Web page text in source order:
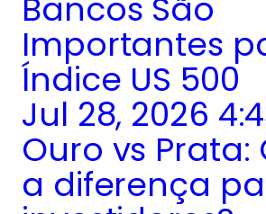
Bancos São
Importantes
Índice US 500
Jul 28, 2026
Ouro vs Prata:
a diferença